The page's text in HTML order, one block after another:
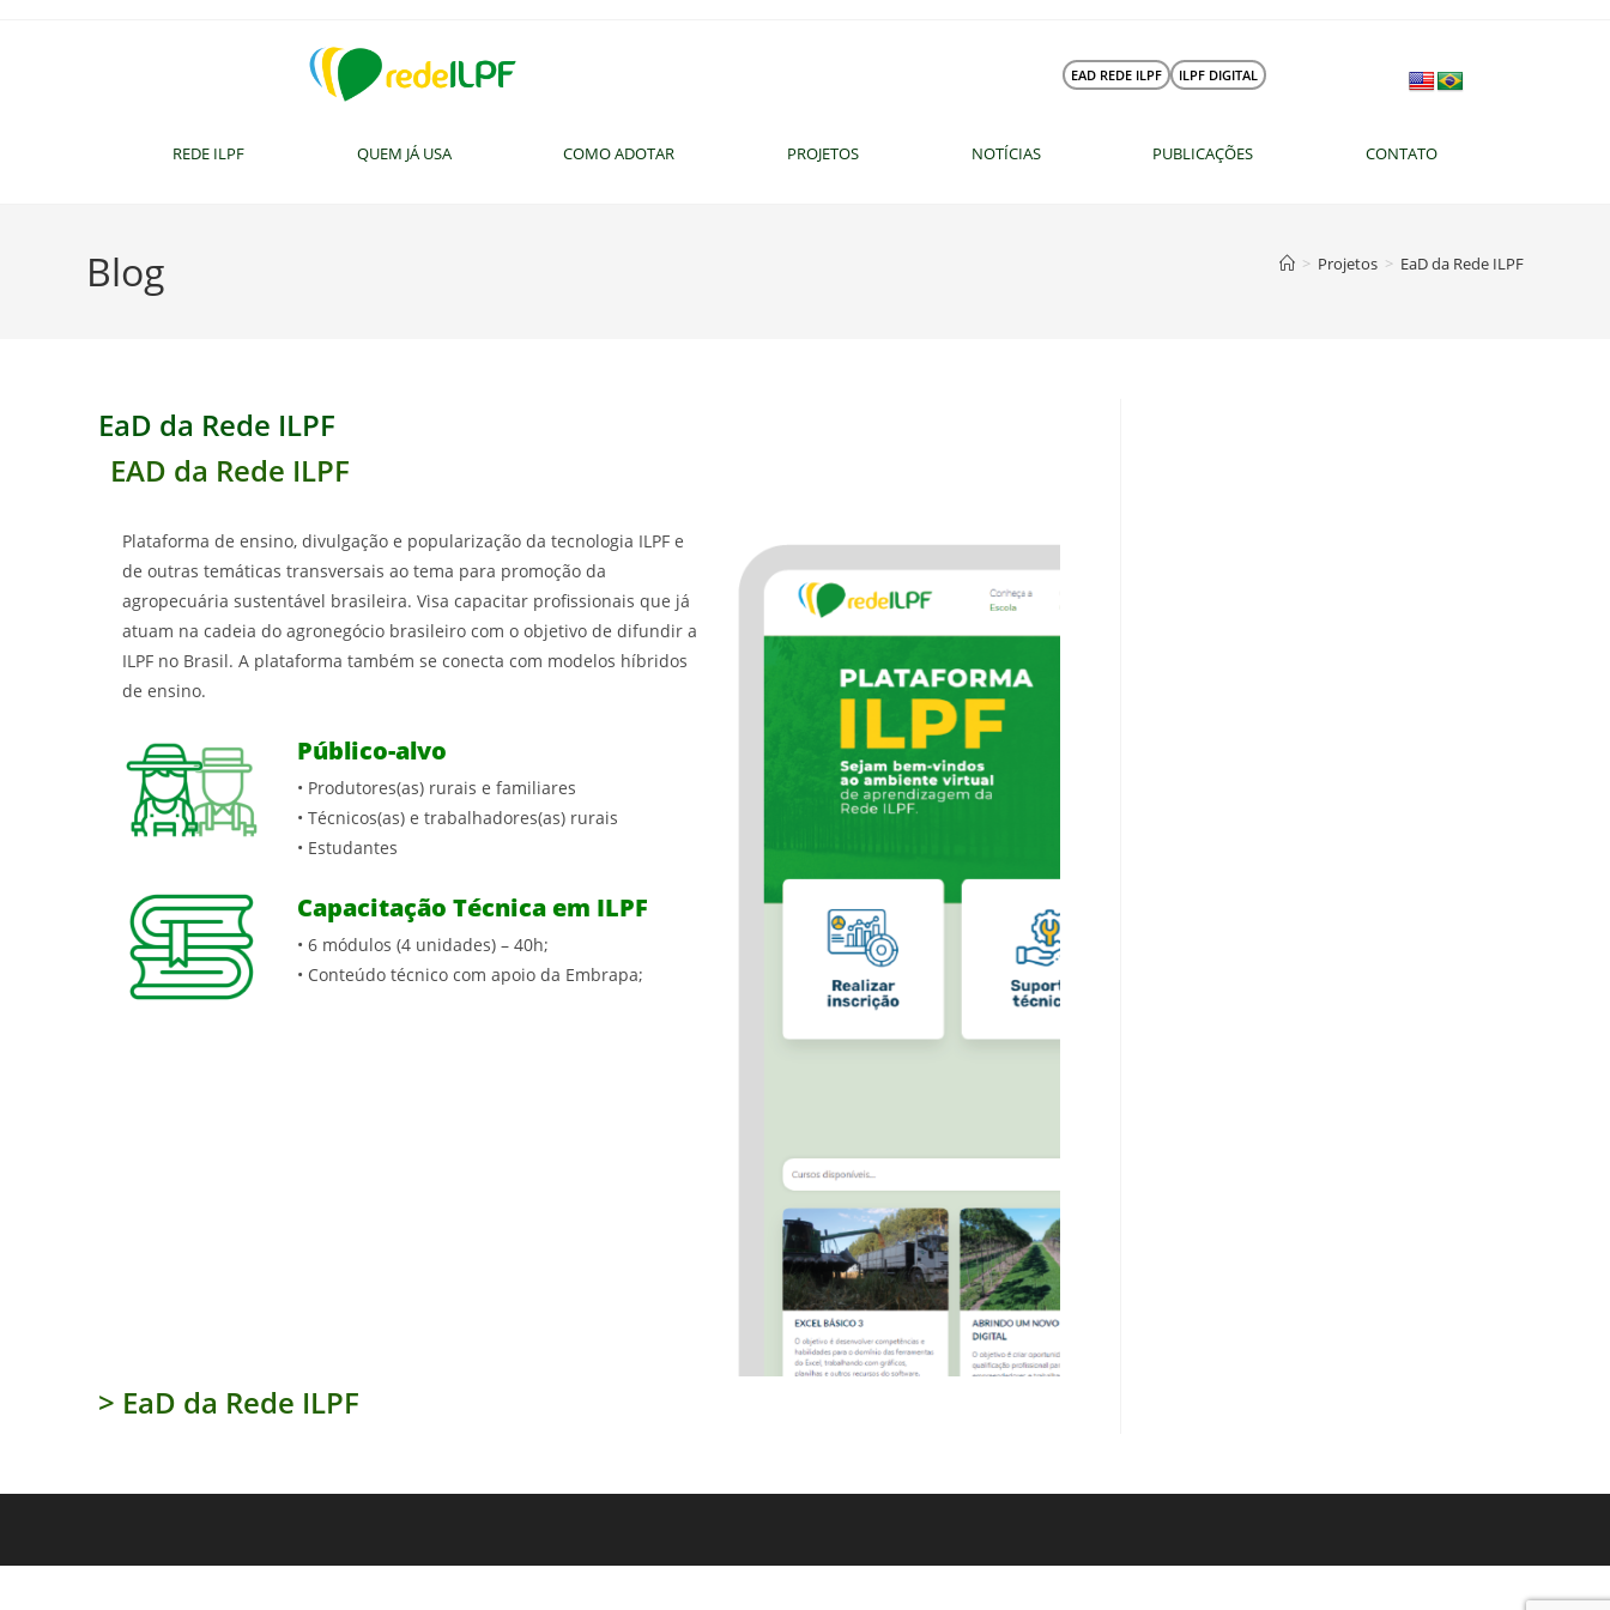
EAD REDE ILPF ILPF DIGITAL
REDE ILPF QUEM JÁ USA COMO ADOTAR PROJETOS NOTÍCIAS PUBLICAÇÕES CONTATO
Blog > Projetos > EaD da Rede ILPF
EaD da Rede ILPF
EAD da Rede ILPF
Plataforma de ensino, divulgação e popularização da tecnologia ILPF e
de outras temáticas transversais ao tema para promoção da
agropecuária sustentável brasileira. Visa capacitar profissionais que já
atuam na cadeia do agronegócio brasileiro com o objetivo de difundir a
ILPF no Brasil. A plataforma também se conecta com modelos híbridos
de ensino.
Público-alvo
• Produtores(as) rurais e familiares
• Técnicos(as) e trabalhadores(as) rurais
• Estudantes
Capacitação Técnica em ILPF
• 6 módulos (4 unidades) – 40h;
• Conteúdo técnico com apoio da Embrapa;
> EaD da Rede ILPF